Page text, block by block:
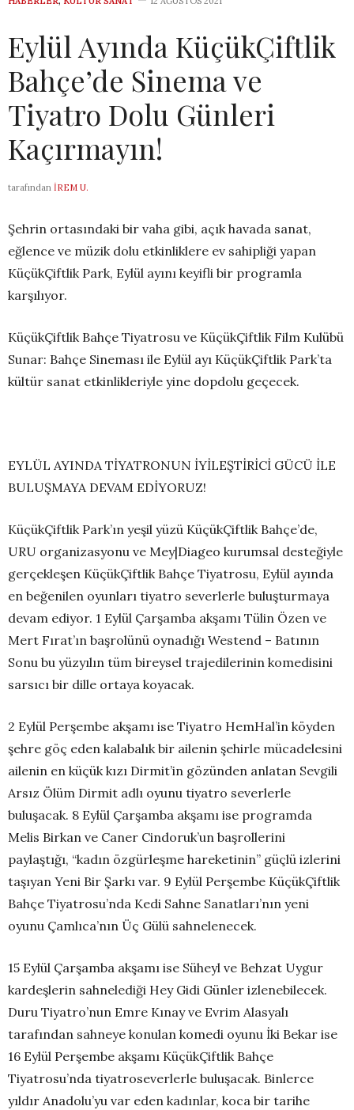
Eylül Ayında KüçükÇiftlik
Bahçe’de Sinema ve
Tiyatro Dolu Günleri
Kaçırmayın!
tarafından İREM U.
Şehrin ortasındaki bir vaha gibi, açık havada sanat,
eğlence ve müzik dolu etkinliklere ev sahipliği yapan
KüçükÇiftlik Park, Eylül ayını keyifli bir programla
karşılıyor.
KüçükÇiftlik Bahçe Tiyatrosu ve KüçükÇiftlik Film Kulübü
Sunar: Bahçe Sineması ile Eylül ayı KüçükÇiftlik Park’ta
kültür sanat etkinlikleriyle yine dopdolu geçecek.
EYLÜL AYINDA TİYATRONUN İYİLEŞTİRİCİ GÜCÜ İLE
BULUŞMAYA DEVAM EDİYORUZ!
KüçükÇiftlik Park’ın yeşil yüzü KüçükÇiftlik Bahçe’de,
URU organizasyonu ve Mey|Diageo kurumsal desteğiyle
gerçekleşen KüçükÇiftlik Bahçe Tiyatrosu, Eylül ayında
en beğenilen oyunları tiyatro severlerle buluşturmaya
devam ediyor. 1 Eylül Çarşamba akşamı Tülin Özen ve
Mert Fırat’ın başrolünü oynadığı Westend – Batının
Sonu bu yüzyılın tüm bireysel trajedilerinin komedisini
sarsıcı bir dille ortaya koyacak.
2 Eylül Perşembe akşamı ise Tiyatro HemHal’in köyden
şehre göç eden kalabalık bir ailenin şehirle mücadelesini
ailenin en küçük kızı Dirmit’in gözünden anlatan Sevgili
Arsız Ölüm Dirmit adlı oyunu tiyatro severlerle
buluşacak. 8 Eylül Çarşamba akşamı ise programda
Melis Birkan ve Caner Cindoruk’un başrollerini
paylaştığı, “kadın özgürleşme hareketinin” güçlü izlerini
taşıyan Yeni Bir Şarkı var. 9 Eylül Perşembe KüçükÇiftlik
Bahçe Tiyatrosu’nda Kedi Sahne Sanatları’nın yeni
oyunu Çamlıca’nın Üç Gülü sahnelenecek.
15 Eylül Çarşamba akşamı ise Süheyl ve Behzat Uygur
kardeşlerin sahnelediği Hey Gidi Günler izlenebilecek.
Duru Tiyatro’nun Emre Kınay ve Evrim Alasyalı
tarafından sahneye konulan komedi oyunu İki Bekar ise
16 Eylül Perşembe akşamı KüçükÇiftlik Bahçe
Tiyatrosu’nda tiyatroseverlerle buluşacak. Binlerce
yıldır Anadolu’yu var eden kadınlar, koca bir tarihe